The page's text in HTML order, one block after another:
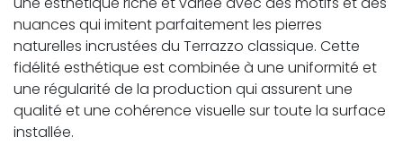
nuances qui imitent parfaitement les pierres
naturelles incrustées du Terrazzo classique. Cette
fidélité esthétique est combinée à une uniformité et
une régularité de la production qui assurent une
qualité et une cohérence visuelle sur toute la surface
installée.